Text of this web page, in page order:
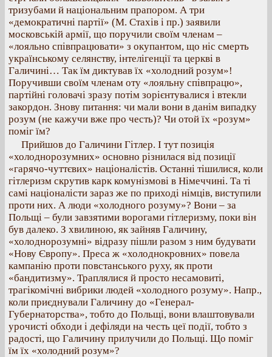
тризубами й національним прапором. А три
«демократичні партії» (М. Стахів і пр.) заявили
московській армії, що поручили своїм членам –
«лояльно співпрацювати» з окупантом, що ніс смерть
українському селянству, інтелігенції та церкві в
Галичині… Так їм диктував їх «холодний розум»!
Поручивши своїм членам оту «лояльну співпрацю»,
партійні головачі зразу потім зорієнтувалися і втекли
закордон. Знову питання: чи мали вони в данім випадку
розум (не кажучи вже про честь)? Чи отой їх «розум»
поміг їм?
Прийшов до Галичини Гітлер. І тут позиція
«холоднорозумних» основно різнилася від позиції
«гарячо-чуттєвих» націоналістів. Останні тішилися, коли
гітлеризм скрутив карк комунізмові в Німеччині. Та ті
самі націоналісти зараз же по приході німців, виступили
проти них. А люди «холодного розуму»? Вони – за
Польщі – були завзятими ворогами гітлеризму, поки він
був далеко. З хвилиною, як зайняв Галичину,
«холоднорозумні» відразу пішли разом з ним будувати
«Нову Європу». Преса ж «холоднокровних» повела
кампанію проти повстанського руху, як проти
«бандитизму». Траплялися й просто несамовиті,
трагікомічні вибрики людей «холодного розуму». Напр.,
коли приєднували Галичину до «Генерал-
Губернаторства», тобто до Польщі, вони влаштовували
урочисті обходи і дефіляди на честь цеї події, тобто з
радості, що Галичину прилучили до Польщі. Що поміг
їм їх «холодний розум»?